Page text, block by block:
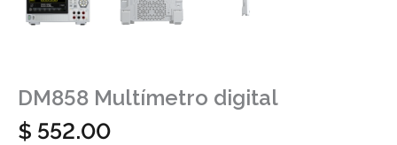
DM858 Multímetro digital
$ 552.00